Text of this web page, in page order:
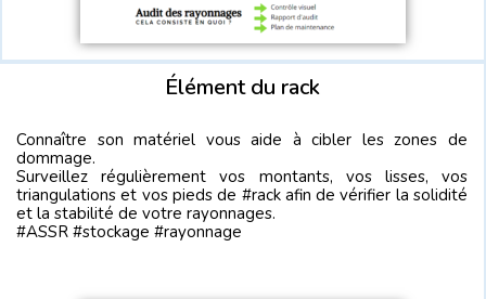
Élément du rack
Connaître son matériel vous aide à cibler les zones de
dommage.
Surveillez régulièrement vos montants, vos lisses, vos
triangulations et vos pieds de #rack afin de vérifier la solidité
et la stabilité de votre rayonnages.
#ASSR #stockage #rayonnage